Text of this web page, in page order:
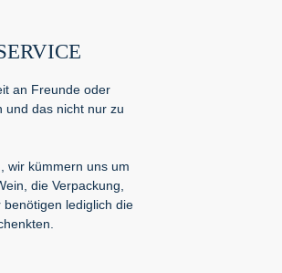
an Freunde oder
und das nicht nur zu
wir kümmern uns um
die Verpackung,
benötigen lediglich die